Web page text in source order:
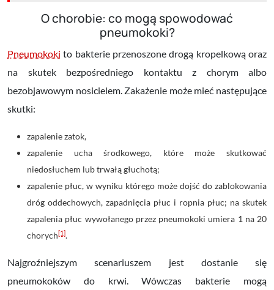
O chorobie: co mogą spowodować
pneumokoki?
Pneumokoki to bakterie przenoszonedrogą kropelkową oraz
na skutek bezpośredniego kontaktu z chorym albo
bezobjawowym nosicielem. Zakażenie może mieć następujące
skutki:
zapalenie zatok,
zapalenie ucha środkowego, które może skutkować
niedosłuchem lub trwałą głuchotą;
zapalenie płuc, w wyniku którego może dojść do zablokowania
dróg oddechowych, zapadnięcia płuc i ropnia płuc; na skutek
zapalenia płuc wywołanego przez pneumokoki umiera 1 na 20
chorych[1].
Najgroźniejszym scenariuszem jest dostanie się
pneumokoków do krwi. Wówczas bakterie mogą